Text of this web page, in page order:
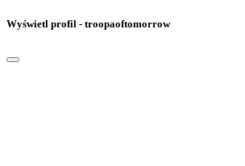
Wyświetl profil - troopaoftomorrow